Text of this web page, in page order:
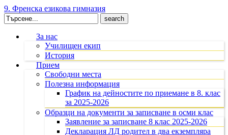
9. Френска езикова гимназия
Search
for:
За нас
Училищен екип
История
Прием
Свободни места
Полезна информация
График на дейностите по приемане в 8. клас
за 2025-2026
Образци на документи за записване в осми клас
Заявление за записване 8 клас 2025-2026
Декларация ЛД родител в два екземпляра